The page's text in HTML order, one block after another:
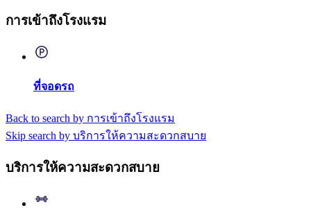
การเข้าถึงโรงแรม
ที่จอดรถ
Back to search by การเข้าถึงโรงแรม
Skip search by บริการให้ความสะดวกสบาย
บริการให้ความสะดวกสบาย